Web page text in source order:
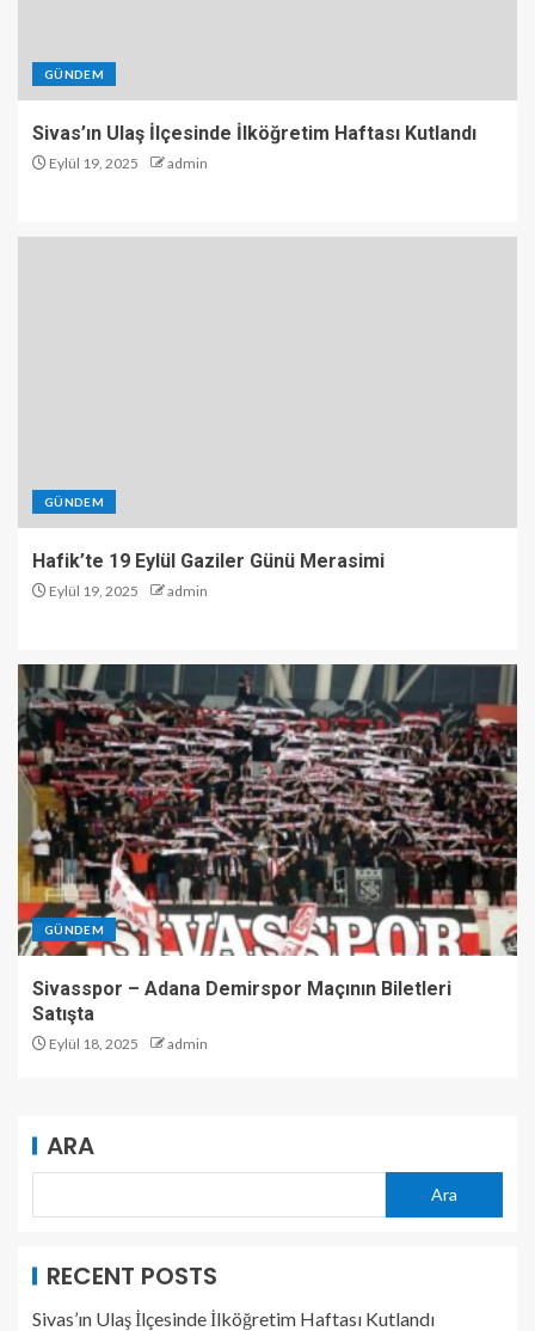
GÜNDEM
Sivas’ın Ulaş İlçesinde İlköğretim Haftası Kutlandı
Eylül 19, 2025 admin
GÜNDEM
Hafik’te 19 Eylül Gaziler Günü Merasimi
Eylül 19, 2025 admin
GÜNDEM
Sivasspor – Adana Demirspor Maçının Biletleri
Satışta
Eylül 18, 2025 admin
ARA
Ara
RECENT POSTS
Sivas’ın Ulaş İlçesinde İlköğretim Haftası Kutlandı